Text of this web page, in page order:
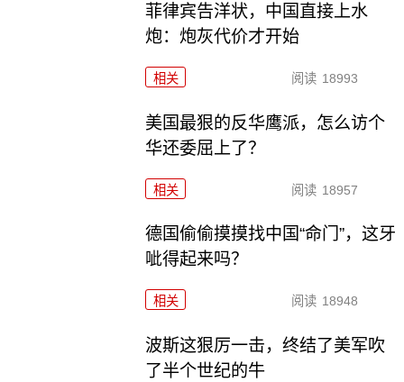
菲律宾告洋状，中国直接上水
炮：炮灰代价才开始
相关 阅读 18993
美国最狠的反华鹰派，怎么访个
华还委屈上了？
相关 阅读 18957
德国偷偷摸摸找中国“命门”，这牙
呲得起来吗？
相关 阅读 18948
波斯这狠厉一击，终结了美军吹
了半个世纪的牛